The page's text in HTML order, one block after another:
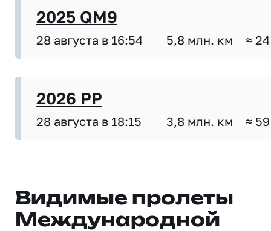
2025 QM9
28 августа в 16:54 5,8 млн. км ≈
2026 PP
28 августа в 18:15 3,8 млн. км ≈
Видимые пролеты
Международной